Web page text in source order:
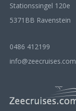
Stationssingel 120e
5371BB Ravenstein
0486 412199
info@zeecruises.com